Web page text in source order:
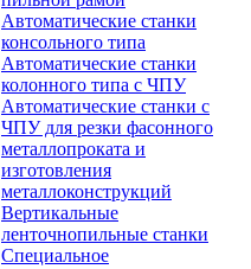
Автоматические станки
консольного типа
Автоматические станки
колонного типа с ЧПУ
Автоматические станки с
ЧПУ для резки фасонного
металлопроката и
изготовления
металлоконструкций
Вертикальные
ленточнопильные станки
Специальное